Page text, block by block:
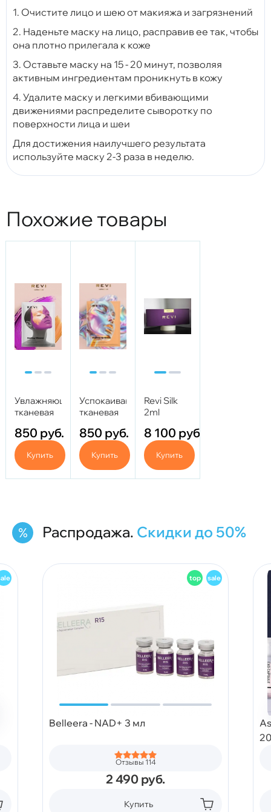
1. Очистите лицо и шею от макияжа и загрязнений
2. Наденьте маску на лицо, расправив ее так, чтобы
она плотно прилегала к коже
3. Оставьте маску на 15 - 20 минут, позволяя
активным ингредиентам проникнуть в кожу
4. Удалите маску и легкими вбивающими
движениями распределите сыворотку по
поверхности лица и шеи
Для достижения наилучшего результата
используйте маску 2-3 раза в неделю.
Похожие товары
Увлажняющая
тканевая
HEALING
GLIMMER
-
"Исцеляющее
мерцание"
850 руб.
Купить
Успокаивающая
тканевая
"Express
de-Stress"
850 руб.
Купить
Revi Silk
2ml
8 100 руб.
Купить
Распродажа. Скидки до 50%
Belleera - NAD+ 3 мл
Отзывы 114
2 490 руб.
Купить